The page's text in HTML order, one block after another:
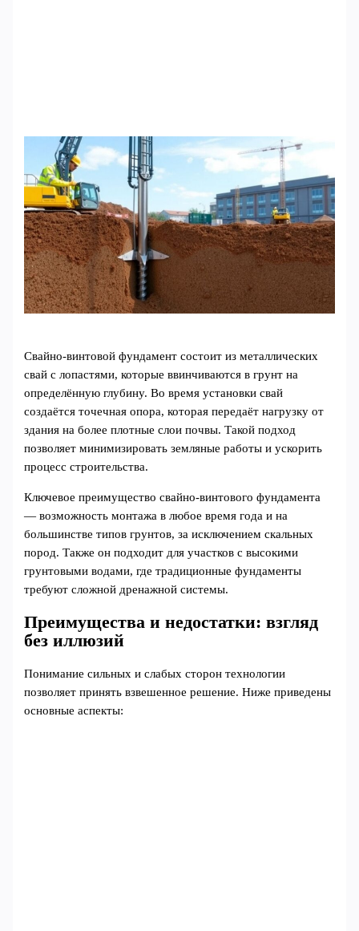
Свайно-винтовой фундамент состоит из металлических
свай с лопастями, которые ввинчиваются в грунт на
определённую глубину. Во время установки свай
создаётся точечная опора, которая передаёт нагрузку от
здания на более плотные слои почвы. Такой подход
позволяет минимизировать земляные работы и ускорить
процесс строительства.
Ключевое преимущество свайно-винтового фундамента
— возможность монтажа в любое время года и на
большинстве типов грунтов, за исключением скальных
пород. Также он подходит для участков с высокими
грунтовыми водами, где традиционные фундаменты
требуют сложной дренажной системы.
Преимущества и недостатки: взгляд
без иллюзий
Понимание сильных и слабых сторон технологии
позволяет принять взвешенное решение. Ниже приведены
основные аспекты: